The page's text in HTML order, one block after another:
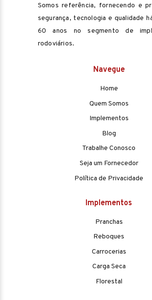
Somos referência, fornecendo e
segurança, tecnologia e qualidade
60 anos no segmento de
rodoviários.
Navegue
Home
Quem Somos
Implementos
Blog
Trabalhe Conosco
Seja um Fornecedor
Política de Privacidade
Implementos
Pranchas
Reboques
Carrocerias
Carga Seca
Florestal